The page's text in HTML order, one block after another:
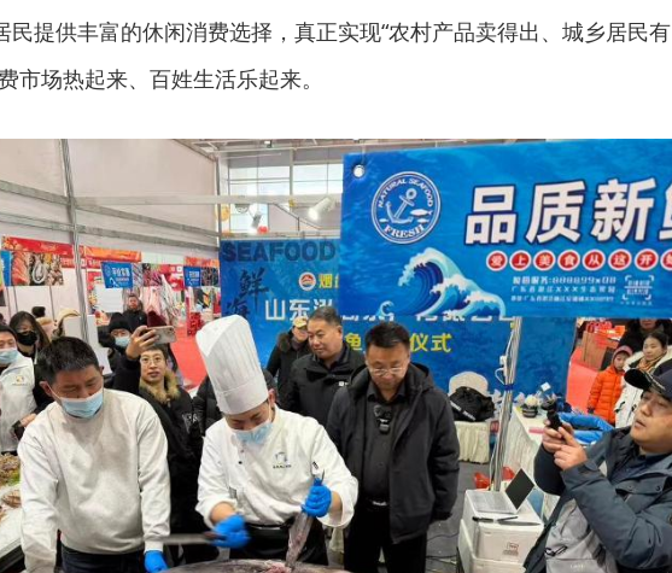
民提供丰富的休闲消费选择，真正实现“农村产品卖得出、城乡居民有
市场热起来、百姓生活乐起来。